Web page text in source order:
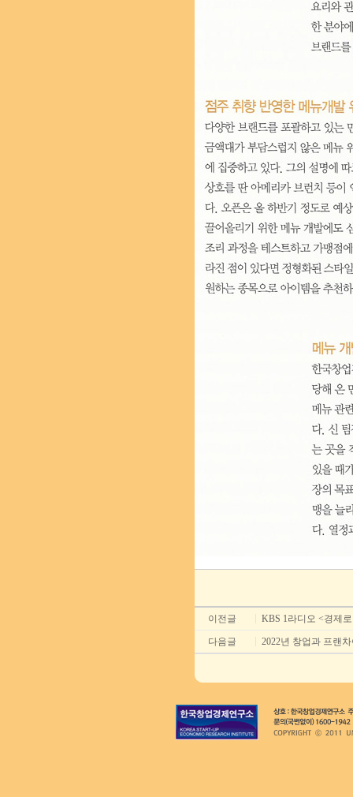
이전글 KBS 1라디오 <경제
다음글 2022년 창업과 프랜